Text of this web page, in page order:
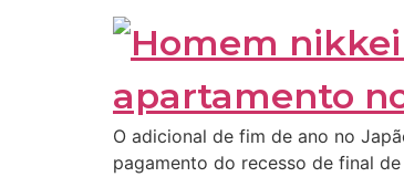
O adicional de fim de ano no
pagamento do recesso de final